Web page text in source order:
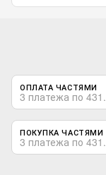
ОПЛАТА ЧАСТЯМИ
3 платежа по
ПОКУПКА ЧАСТЯМИ
3 платежа по